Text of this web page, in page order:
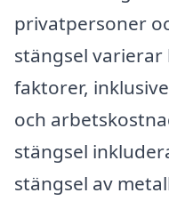
privatpersoner
stängsel
faktorer,
och
stängsel
stängsel av